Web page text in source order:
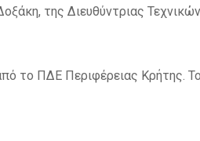
της Διευθύντριας
το ΠΔΕ Περιφέρειας Κρήτης.